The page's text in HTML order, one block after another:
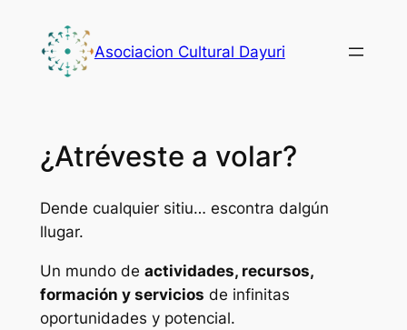
content
Asociacion Cultural Dayuri
¿Atréveste a volar?
Dende cualquier sitiu… escontra dalgún
llugar.
Un mundo de actividades, recursos,
formación y servicios de infinitas
oportunidades y potencial.